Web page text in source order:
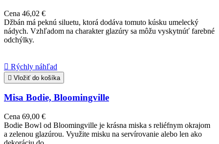
Cena 46,02 €
Džbán má peknú siluetu, ktorá dodáva tomuto kúsku umelecký
nádych. Vzhľadom na charakter glazúry sa môžu vyskytnúť farebné
odchýlky.
 Rýchly náhľad
 Vložiť do košíka
Misa Bodie, Bloomingville
Cena 69,00 €
Bodie Bowl od Bloomingville je krásna miska s reliéfnym okrajom
a zelenou glazúrou. Využite misku na servírovanie alebo len ako